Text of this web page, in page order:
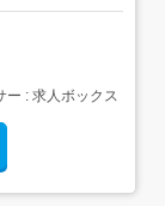
ー : 求人ボックス